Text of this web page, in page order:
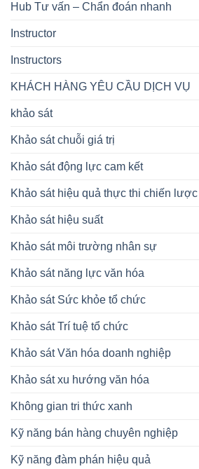
Hub Tư vấn – Chẩn đoán nhanh
Instructor
Instructors
KHÁCH HÀNG YÊU CẦU DỊCH VỤ
khảo sát
Khảo sát chuỗi giá trị
Khảo sát động lực cam kết
Khảo sát hiệu quả thực thi chiến lược
Khảo sát hiệu suất
Khảo sát môi trường nhân sự
Khảo sát năng lực văn hóa
Khảo sát Sức khỏe tổ chức
Khảo sát Trí tuệ tổ chức
Khảo sát Văn hóa doanh nghiệp
Khảo sát xu hướng văn hóa
Không gian tri thức xanh
Kỹ năng bán hàng chuyên nghiệp
Kỹ năng đàm phán hiệu quả